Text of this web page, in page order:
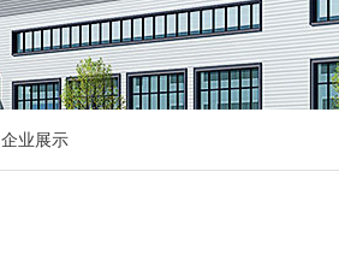
企业展示